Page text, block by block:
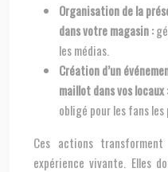
Organisation de la
dans votre magasin :
les médias.
Création d’un
maillot dans vos locaux :
obligé pour les fans les
Ces actions
expérience vivante. Elles